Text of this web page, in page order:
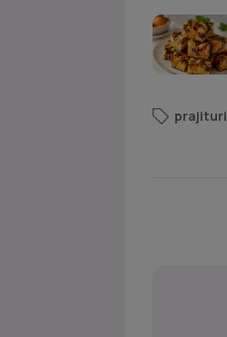
prajituri